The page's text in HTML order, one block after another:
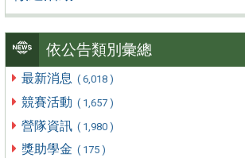
依公告類別彙總
最新消息 ( 6,018 )
競賽活動 ( 1,657 )
營隊資訊 ( 1,980 )
獎助學金 ( 175 )